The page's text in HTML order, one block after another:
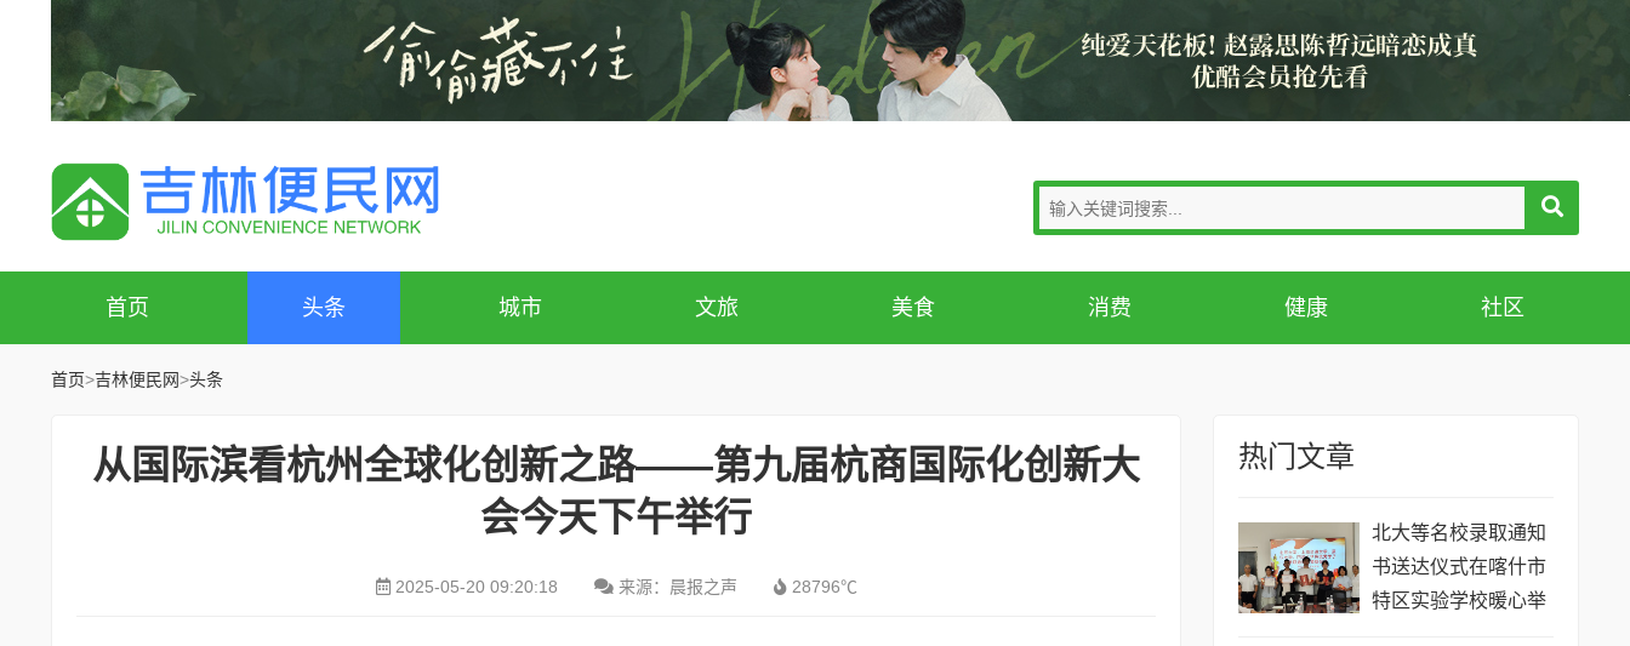
首页 头条 城市 文旅 美食 消费 健康 社区
首页>吉林便民网>头条
从国际滨看杭州全球化创新之路——第九届杭商国际化创新大
会今天下午举行
2025-05-20 09:20:18 来源：晨报之声 28796℃
热门文章
北大等名校录取通知
书送达仪式在喀什市
特区实验学校暖心举